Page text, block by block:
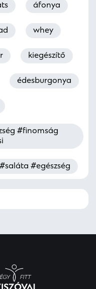
áfonya
whey
kiegészítő
édesburgonya
#finomság
#egészség